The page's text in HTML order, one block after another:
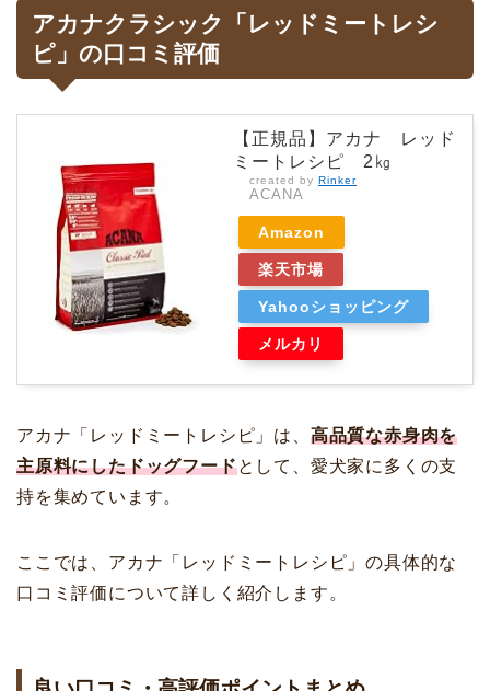
アカナクラシック「レッドミートレシ
ピ」の口コミ評価
【正規品】アカナ レッド
ミートレシピ 2㎏
created by Rinker
ACANA
Amazon
楽天市場
Yahooショッピング
メルカリ
アカナ「レッドミートレシピ」は、 高品質な赤身肉を
主原料にしたドッグフードとして、愛犬家に多くの支
持を集めています。
ここでは、アカナ「レッドミートレシピ」の具体的な
口コミ評価について詳しく紹介します。